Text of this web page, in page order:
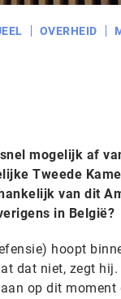
OVERHEID
mogelijk af
Tweede
van dit
in België?
hoopt
dat niet, zegt hij.
op dit moment